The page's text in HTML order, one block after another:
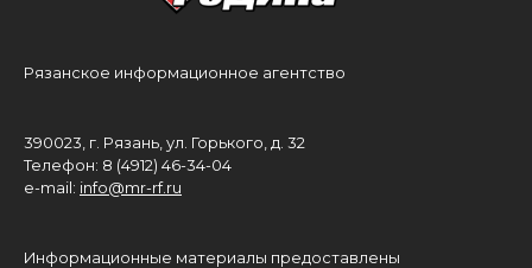
Рязанское информационное агентство
390023, г. Рязань, ул. Горького, д. 32
Телефон: 8 (4912) 46-34-04
e-mail: info@mr-rf.ru
Информационные материалы предоставлены